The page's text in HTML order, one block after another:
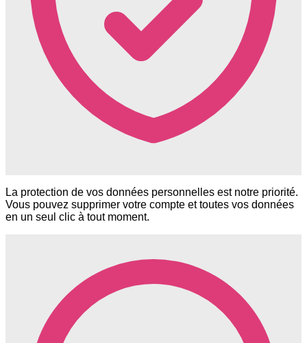
La protection de vos données personnelles est notre priorité.
Vous pouvez supprimer votre compte et toutes vos données
en un seul clic à tout moment.